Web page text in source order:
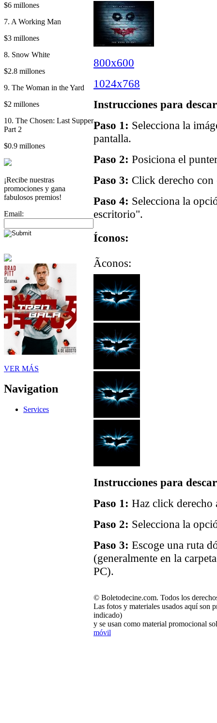
$6 millones
7. A Working Man
$3 millones
8. Snow White
$2.8 millones
9. The Woman in the Yard
$2 millones
10. The Chosen: Last Supper
Part 2
$0.9 millones
¡Recibe nuestras
promociones y gana
fabulosos premios!
Email:
VER MÁS
Navigation
Services
800x600
1024x768
Instrucciones para
Paso 1: Selecciona la
pantalla.
Paso 2: Posiciona el
Paso 3: Click derecho con
Paso 4: Selecciona la
escritorio".
Íconos:
Ãconos:
Instrucciones para
Paso 1: Haz click derecho
Paso 2: Selecciona la
Paso 3: Escoge una ruta
(generalmente en la
PC).
© Boletodecine.com. Todos los
Las fotos y materiales usados aquí son
indicado)
y se usan como material promocional
móvil